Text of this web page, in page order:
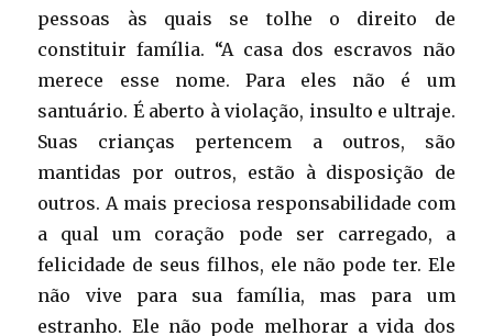
pessoas às quais se tolhe o direito de
constituir família. “A casa dos escravos não
merece esse nome. Para eles não é um
santuário. É aberto à violação, insulto e ultraje.
Suas crianças pertencem a outros, são
mantidas por outros, estão à disposição de
outros. A mais preciosa responsabilidade com
a qual um coração pode ser carregado, a
felicidade de seus filhos, ele não pode ter. Ele
não vive para sua família, mas para um
estranho. Ele não pode melhorar a vida dos